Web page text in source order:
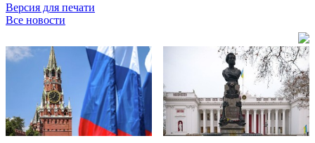
Версия для печати
Все новости